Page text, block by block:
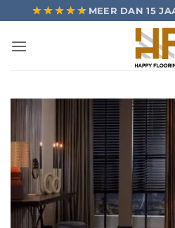
naar
inhoud
★★★★★
★★★★★ MEER DAN 15